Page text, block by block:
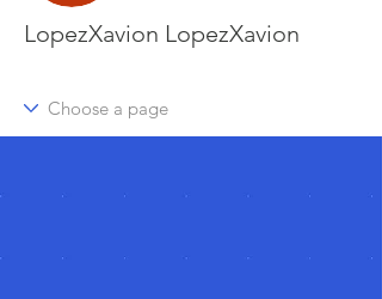
LopezXavion LopezXavion